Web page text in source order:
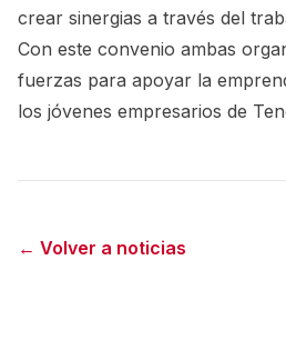
crear sinergias a través del
Con este convenio ambas
fuerzas para apoyar la
los jóvenes empresarios de
← Volver a noticias